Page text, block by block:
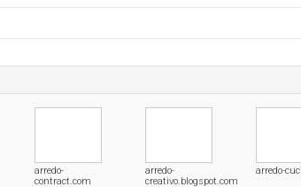
arredo-
contract.com
arredo-
creativo.blogspot.com
arredo-